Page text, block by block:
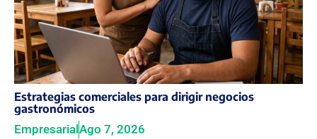
Estrategias comerciales para dirigir negocios
gastronómicos
Empresarial Ago 7, 2026